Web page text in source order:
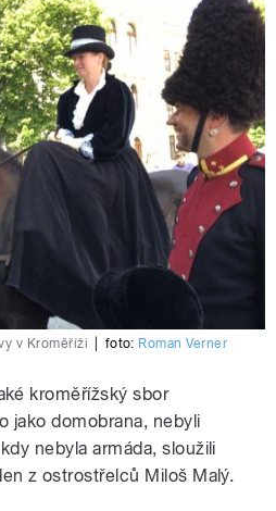
v Kroměříži foto: Roman Verner
kroměřížský sbor
jako domobrana, nebyli
nebyla armáda, sloužili
z ostrostřelců Miloš Malý.